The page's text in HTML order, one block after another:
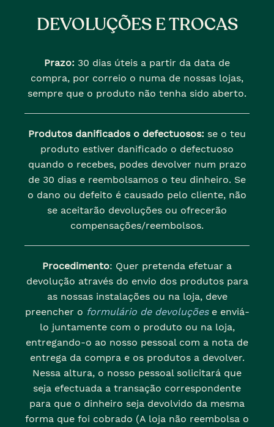
DEVOLUÇÕES E TROCAS
Prazo: 30 dias úteis a partir da data de
compra, por correio o numa de nossas lojas,
sempre que o produto não tenha sido aberto.
Produtos danificados o defectuosos: se o teu
produto estiver danificado o defectuoso
quando o recebes, podes devolver num prazo
de 30 dias e reembolsamos o teu dinheiro. Se
o dano ou defeito é causado pelo cliente, não
se aceitarão devoluções ou ofrecerão
compensações/reembolsos.
Procedimento: Quer pretenda efetuar a
devolução através do envio dos produtos para
as nossas instalações ou na loja, deve
preencher o formulário de devoluçõese enviá-
lo juntamente com o produto ou na loja,
entregando-o ao nosso pessoal com a nota de
entrega da compra e os produtos a devolver.
Nessa altura, o nosso pessoal solicitará que
seja efectuada a transação correspondente
para que o dinheiro seja devolvido da mesma
forma que foi cobrado (A loja não reembolsa o